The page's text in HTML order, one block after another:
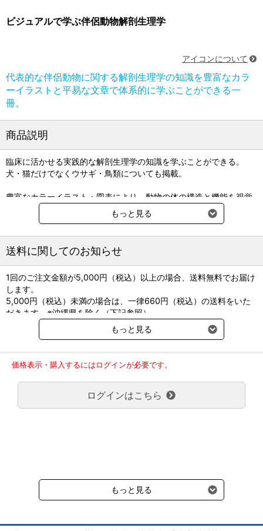
ビジュアルで学ぶ伴侶動物解剖生理学
アイコンについて
代表的な伴侶動物に関する解剖生理学の知識を豊富なカラ
ーイラストと平易な文章で体系的に学ぶことができる一
冊。
商品説明
臨床に活かせる実践的な解剖生理学の知識を学ぶことができる。
犬・猫だけでなくウサギ・鳥類についても掲載。
豊富なカラーイラスト・図表により、動物の体の構造と機能を視覚
的に理解できる。
て補足。身に付けた知識を臨床現場で役立てるためのコラムも掲
載。
色塗りや名称を書き込むことで、体の構造や位置の理解を深めるこ
とができる便利な付録「ぬりえワークブック」付き。
■監修：浅利昌男・大石元治
■執筆：大石元治・鈴木武人・松井利康・大塚裕忠・佐々木 悠・塚
もっと見る
送料に関してのお知らせ
1回のご注文金額が5,000円（税込）以上の場合、送料無料でお届け
します。
5,000円（税込）未満の場合は、一律660円（税込）の送料をいた
だきます。※沖縄県を除く（下記参照）
※2017年11月14日（火）より沖縄県へのお届けにつきましては、1
回のご注文金額（税込）が、30,000円以上で配送無料となります。
ご了承のほどよろしくお願い致します。
弊社都合でお届けが２回以上に分かれる場合の送料負担は、１回分
のみで新たな送料は発生しません。
大型商品送料が必要な商品をご注文の場合は、大型商品送料のみご
負担頂きます。
受けます。
もっと見る
価格表示・購入するにはログインが必要です。
ログインはこちら
もっと見る